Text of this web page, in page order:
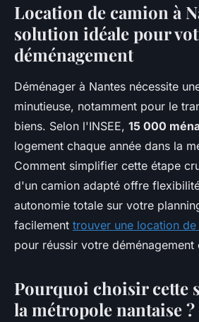
Location de camion à
solution idéale pour
déménagement
Déménager à Nantes nécessite
minutieuse, notamment pour le
biens. Selon l'INSEE, 15 000
logement chaque année dans la
Comment simplifier cette étape
d'un camion adapté offre
autonomie totale sur votre
facilement trouver une location
pour réussir votre déménagement
Pourquoi choisir cette
la métropole nantaise ?